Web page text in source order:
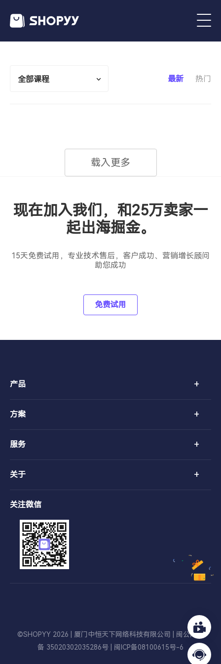
全部课程 最新 热门
载入更多
现在加入我们，和25万卖家一
起出海掘金。
15天免费试用，专业技术售后，客户成功、营销增长顾问
助您成功
免费试用
产品 +
方案 +
服务 +
关于 +
关注微信
©SHOPYY 2026 | 厦门中恒天下网络科技有限公司 | 闽公网安
备 35020302035286号
闽ICP备08100615号-6